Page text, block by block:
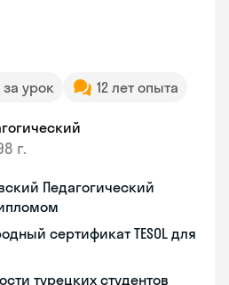
за урок 12 лет опыта
г.
Педагогический
сертификат TESOL для
турецких студентов